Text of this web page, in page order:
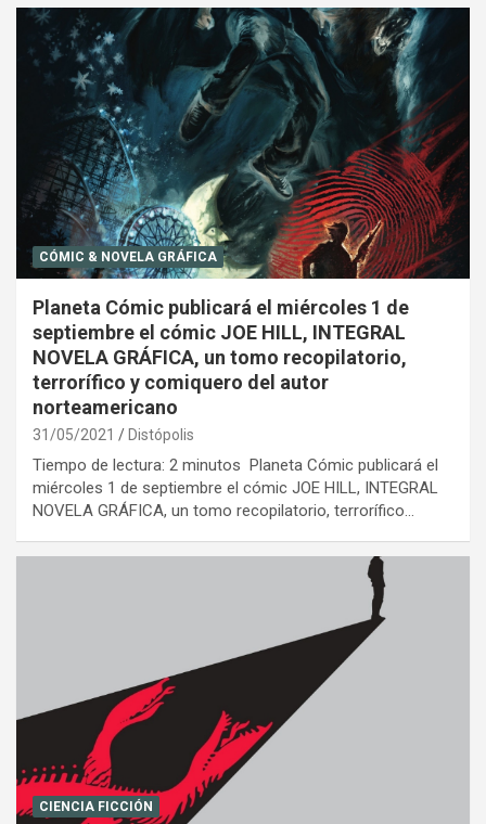
CÓMIC & NOVELA GRÁFICA
Planeta Cómic publicará el miércoles 1 de
septiembre el cómic JOE HILL, INTEGRAL
NOVELA GRÁFICA, un tomo recopilatorio,
terrorífico y comiquero del autor
norteamericano
31/05/2021 Distópolis
Tiempo de lectura: 2 minutos Planeta Cómic publicará el
miércoles 1 de septiembre el cómic JOE HILL, INTEGRAL
NOVELA GRÁFICA, un tomo recopilatorio, terrorífico…
CIENCIA FICCIÓN